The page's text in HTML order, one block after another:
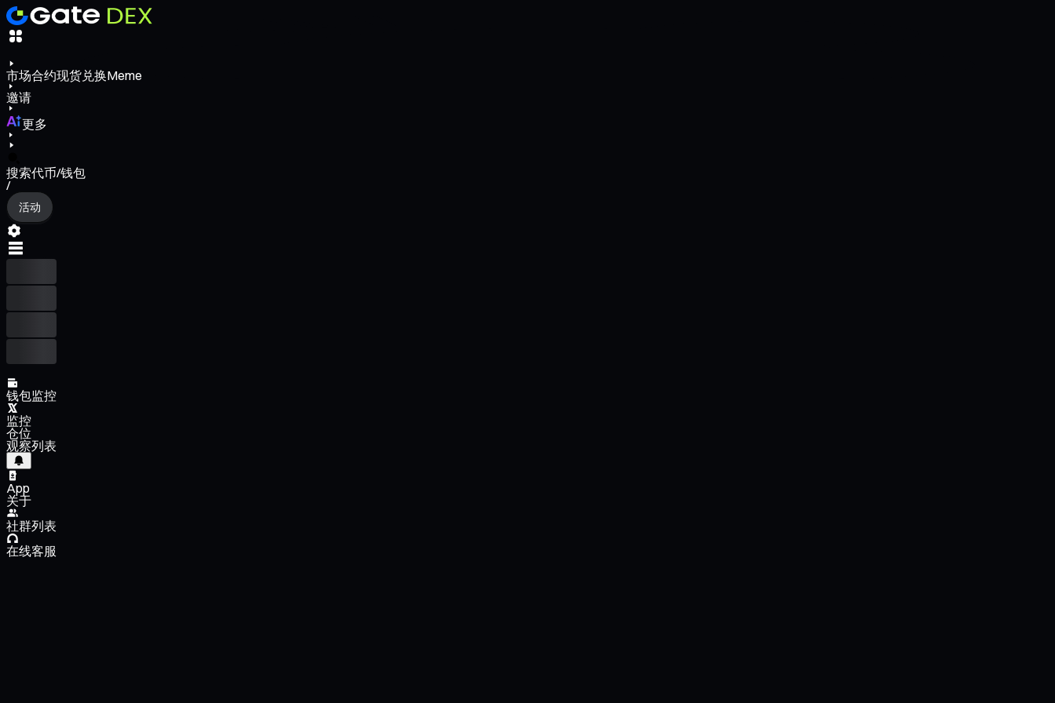
市场合约现货兑换Meme
邀请
更多
搜索代币/钱包
/
活动
钱包监控
监控
仓位
观察列表
App
关于
社群列表
在线客服